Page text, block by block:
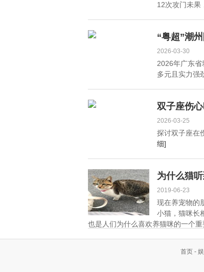
12次攻门未果
“粤超”潮
2026-03-30
2026年广东
多元且实力强
双子座伤
2026-03-25
探讨双子座在
细]
为什么猫
2019-06-23
现在养宠物的
小猫，猫咪长
也是人们为什么喜欢养猫咪的一个
首页 -